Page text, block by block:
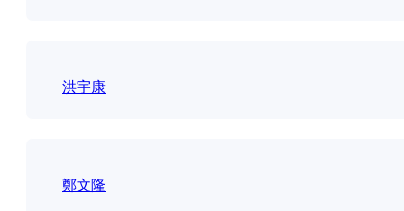
洪宇康
鄭文隆